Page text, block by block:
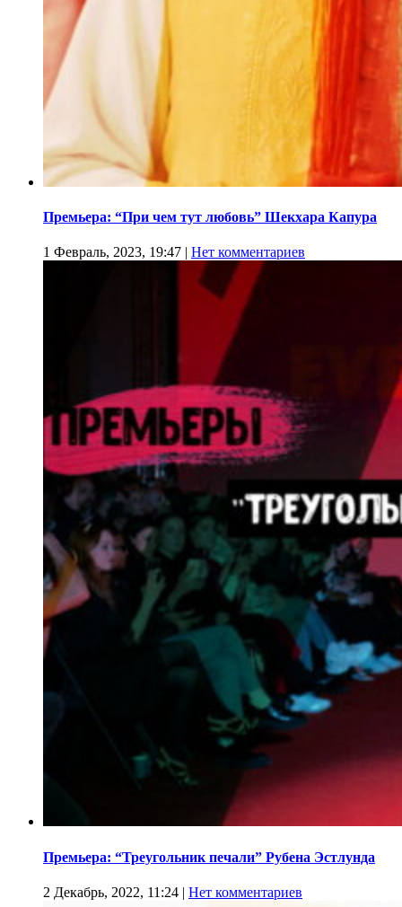
Премьера: “При чем тут любовь” Шекхара Капура
1 Февраль, 2023, 19:47 | Нет комментариев
Премьера: “Треугольник печали” Рубена Эстлунда
2 Декабрь, 2022, 11:24 | Нет комментариев